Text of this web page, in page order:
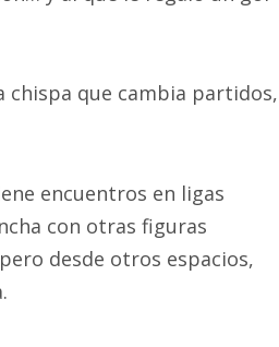
chispa que cambia partidos,
encuentros en ligas
con otras figuras
desde otros espacios,